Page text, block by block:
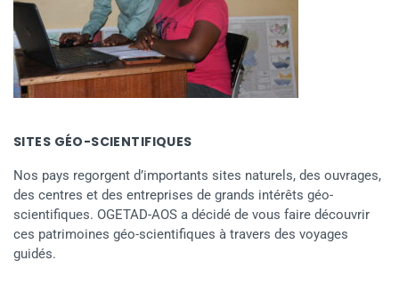
SITES GÉO-SCIENTIFIQUES
Nos pays regorgent d’importants sites naturels, des ouvrages,
des centres et des entreprises de grands intérêts géo-
scientifiques. OGETAD-AOS a décidé de vous faire découvrir
ces patrimoines géo-scientifiques à travers des voyages
guidés.